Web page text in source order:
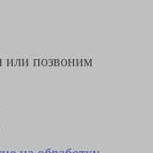
или позвоним